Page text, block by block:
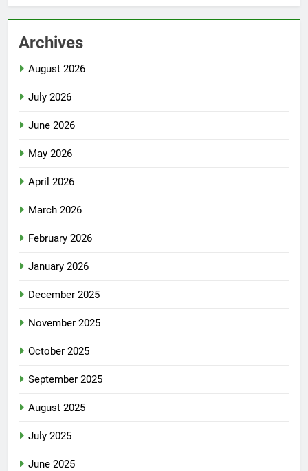
Archives
August 2026
July 2026
June 2026
May 2026
April 2026
March 2026
February 2026
January 2026
December 2025
November 2025
October 2025
September 2025
August 2025
July 2025
June 2025